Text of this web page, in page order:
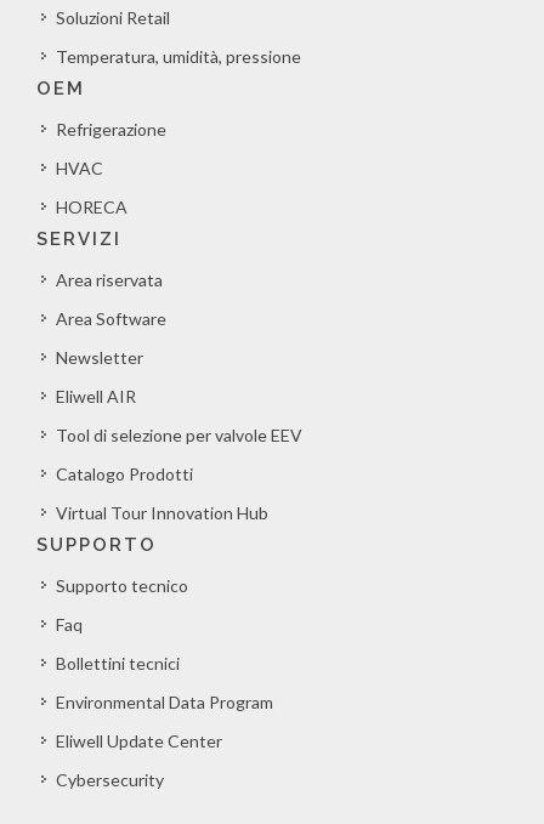
Soluzioni Retail
Temperatura, umidità, pressione
OEM
Refrigerazione
HVAC
HORECA
SERVIZI
Area riservata
Area Software
Newsletter
Eliwell AIR
Tool di selezione per valvole EEV
Catalogo Prodotti
Virtual Tour Innovation Hub
SUPPORTO
Supporto tecnico
Faq
Bollettini tecnici
Environmental Data Program
Eliwell Update Center
Cybersecurity